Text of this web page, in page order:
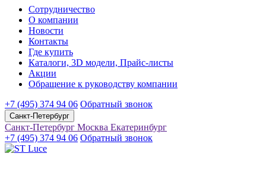
Сотрудничество
О компании
Новости
Контакты
Где купить
Каталоги, 3D модели, Прайс-листы
Акции
Обращение к руководству компании
+7 (495) 374 94 06 Обратный звонок
Санкт-Петербург
Санкт-Петербург Москва Екатеринбург
+7 (495) 374 94 06 Обратный звонок